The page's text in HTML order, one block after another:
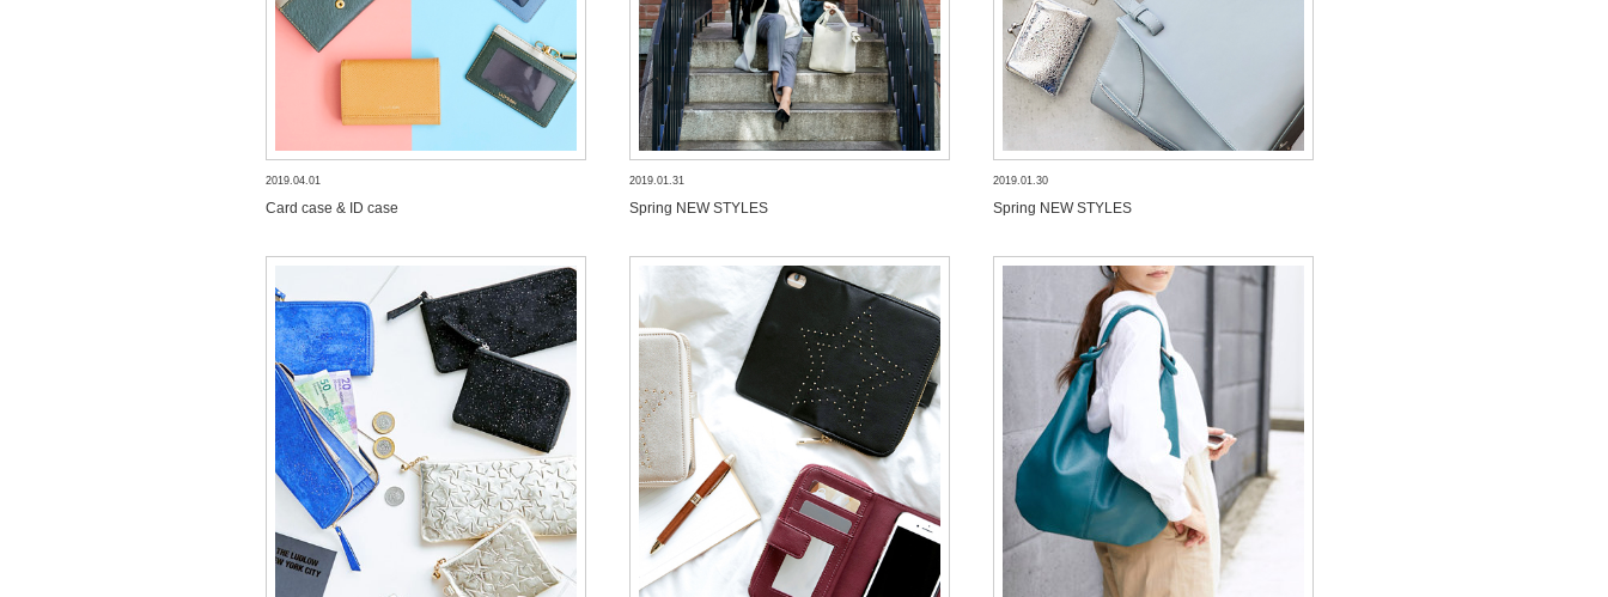
2019.04.01
Card case & ID case
2019.01.31
Spring NEW STYLES
2019.01.30
Spring NEW STYLES